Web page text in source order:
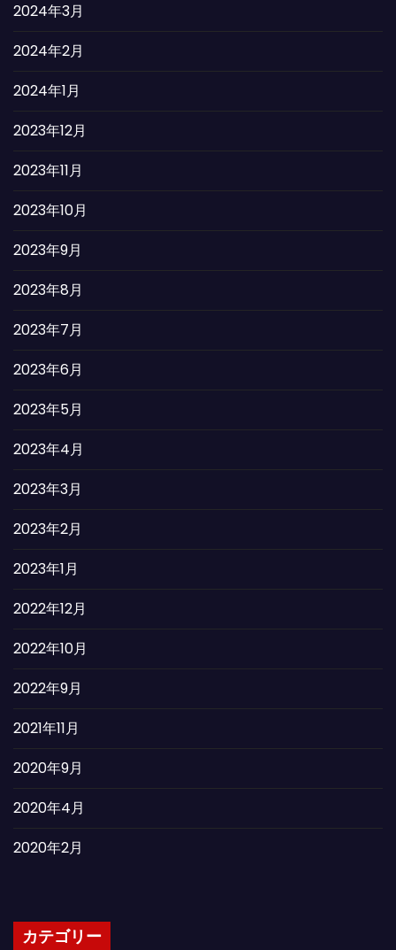
2024年3月
2024年2月
2024年1月
2023年12月
2023年11月
2023年10月
2023年9月
2023年8月
2023年7月
2023年6月
2023年5月
2023年4月
2023年3月
2023年2月
2023年1月
2022年12月
2022年10月
2022年9月
2021年11月
2020年9月
2020年4月
2020年2月
カテゴリー